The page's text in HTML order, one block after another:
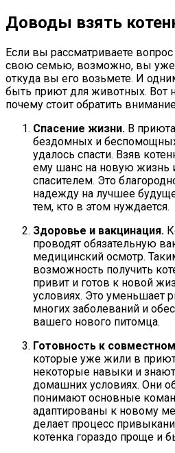
Доводы взять
Если вы рассматриваете
свою семью, возможно, вы уже
откуда вы его возьмете. И
быть приют для животных. Вот
почему стоит обратить
Спасение жизни. В
бездомных и
удалось спасти. Взяв
ему шанс на новую жизнь
спасителем. Это
надежду на лучшее
тем, кто в этом нуждается.
Здоровье и вакцинация.
проводят обязательную
медицинский осмотр.
возможность получить
привит и готов к новой
условиях. Это уменьшает
многих заболеваний и
вашего нового питомца.
Готовность к
которые уже жили в
некоторые навыки и
домашних условиях. Они
понимают основные
адаптированы к новому
делает процесс
котенка гораздо проще и